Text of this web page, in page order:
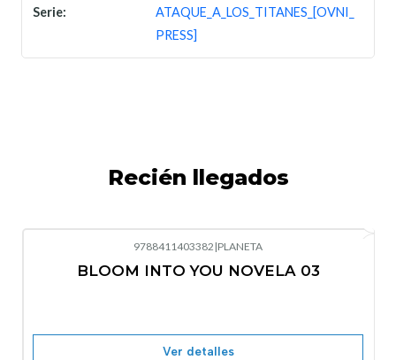
Serie:
ATAQUE_A_LOS_TITANES_[OVNI_
PRESS]
Recién llegados
9788411403382 |PLANETA
BLOOM INTO YOU NOVELA 03
Ver detalles